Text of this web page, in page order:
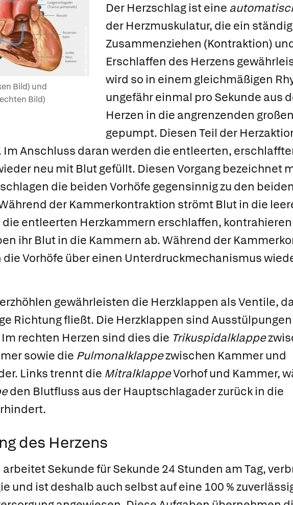
Bild) und
Bild)
Der Herzschlagist eine
der Herzmuskulatur, die ein
Zusammenziehen (Kontraktion)
Erschlaffen des Herzens
wird so in einem gleichmäßigen
ungefähr einmal pro Sekunde aus
Herzen in die angrenzenden
gepumpt. Diesen Teil der
Im Anschluss daran werden die entleerten,
neu mit Blut gefüllt. Diesen Vorgang bezeichnet
die beiden Vorhöfe gegensinnig zu den beiden
der Kammerkontraktion strömt Blut in die
die entleerten Herzkammern erschlaffen,
ihr Blut in die Kammern ab. Während der
Vorhöfe über einen Unterdruckmechanismus
gewährleisten die Herzklappen als Ventile,
Richtung fließt. Die Herzklappen sind
rechten Herzen sind dies die Trikuspidalklappe
sowie die Pulmonalklappezwischen Kammer und
Links trennt die MitralklappeVorhof und Kammer,
den Blutfluss aus der Hauptschlagader zurück in die
des Herzens
Sekunde für Sekunde 24 Stunden am Tag,
und ist deshalb auch selbst auf eine 100 %